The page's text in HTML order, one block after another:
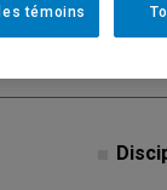
témoins